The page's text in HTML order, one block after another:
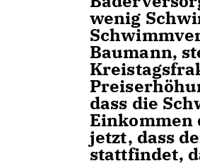
wenig
Baumann,
dass die
Einkommen
jetzt, dass
stattfindet,